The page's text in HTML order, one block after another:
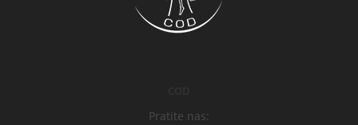
Pratite nas: